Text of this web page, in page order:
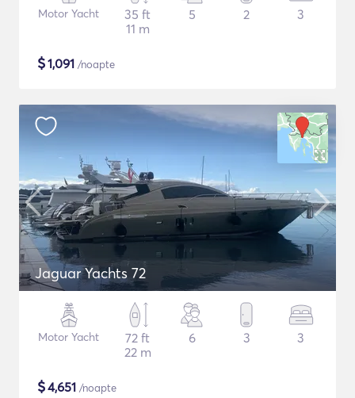
Motor Yacht
35 ft
11 m
5 2 3
$1,091 /noapte
Jaguar Yachts 72
Motor Yacht
72 ft
22 m
6 3 3
$4,651 /noapte